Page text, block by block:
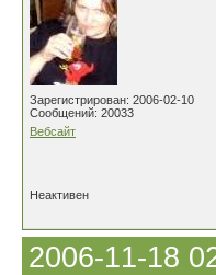
Зарегистрирован: 2006-02-10
Сообщений: 20033
Вебсайт
Неактивен
2006-11-18